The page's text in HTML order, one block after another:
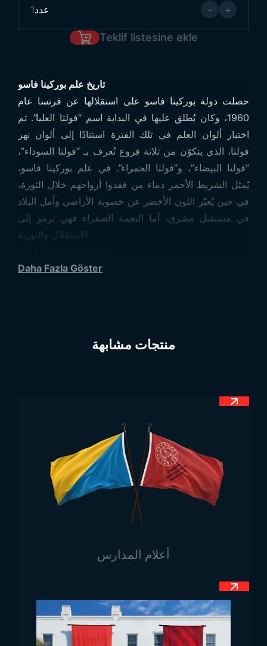
1عدد - +
Teklif listesine ekle
تاريخ علم بوركينا فاسو
حصلت دولة بوركينا فاسو على استقلالها عن فرنسا عام
1960، وكان يُطلق عليها في البداية اسم “فولتا العليا”. تم
اختيار ألوان العلم في تلك الفترة استنادًا إلى ألوان نهر
فولتا، الذي يتكوّن من ثلاثة فروع تُعرف بـ “فولتا السوداء”،
“فولتا البيضاء”، و”فولتا الحمراء”. في علم بوركينا فاسو،
يُمثل الشريط الأحمر دماء من فقدوا أرواحهم خلال الثورة،
في حين يُعبّر اللون الأخضر عن خصوبة الأراضي وأمل البلاد
في مستقبل مشرق، أما النجمة الصفراء فهي ترمز إلى
الاستقلال والثورية.
تأسست دولة بوركينا فاسو عام 1960 تحت اسم “فولتا
في عام 1983، تم تغيير العلم ليأخذ الشكل الحالي الذي
تُستخدم مقاسات خاصة في تصميم وزخرفة كل علم. يجب
للأصل من حيث الأبعاد والدقة. يتم تقليص أو تكبير الأعلام
المنتجة وفقًا للمقاسات الأصلية لتُناسب الاستخدامات
المختلفة مثل أعلام الطاولات، الأعلام الشراعية، أعلام
أماكن استخدام علم بوركينا فاسو
يُعدّ العلم عنصرًا زخرفيًا مناسبًا لكل الاجتماعات والعروض
فيه. يُستخدم علم بوركينا فاسو في الأيام الوطنية وأيام
الاستخدامات مثل أعلام الطاولة، أعلام السارية، أعلام
المدارس، الأعلام الشراعية، أعلام الزينة، الأعلام المحمولة
وغيرها من الاستخدامات المتنوعة.
للاطلاع على جميع نماذج الأعلام الوطنية
الأخرى وتلبية
Daha Fazla Göster
منتجات مشابهة
أعلام المدارس